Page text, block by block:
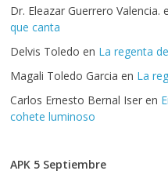
Dr. Eleazar Guerrero Valencia.
que canta
Delvis Toledo en La regenta
Magali Toledo Garcia en La
Carlos Ernesto Bernal Iser en
cohete luminoso
APK 5 Septiembre